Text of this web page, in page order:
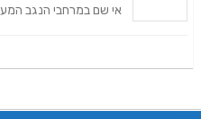
אי שם במרחבי הנגב המע